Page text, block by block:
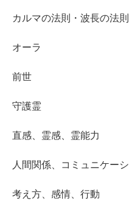
カルマの法則・波長の法則
オーラ
前世
守護霊
直感、霊感、霊能力
人間関係、コミュニケー
考え方、感情、行動